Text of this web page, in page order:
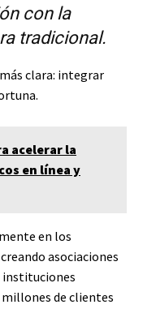
con la
tradicional.
clara: integrar
acelerar la
en línea y
en los
asociaciones
instituciones
millones de clientes